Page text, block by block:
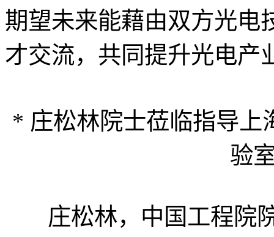
期望未来能藉由双方光电
才交流，共同提升光电产
* 庄松林院士莅临指导上
验
庄松林，中国工程院院